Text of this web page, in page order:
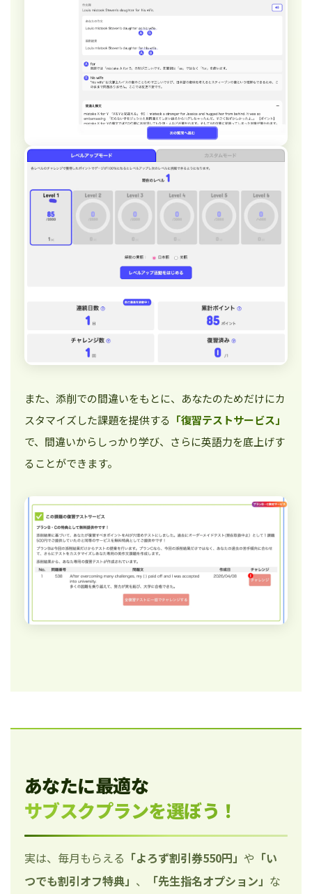
また、添削での間違いをもとに、あなたのためだけにカ
スタマイズした課題を提供する 「復習テストサービス」
で、間違いからしっかり学び、さらに英語力を底上げす
ることができます。
あなたに最適な
サブスクプランを選ぼう！
実は、毎月もらえる 「よろず割引券550円」 や 「い
つでも割引オフ特典」 、 「先生指名オプション」 な